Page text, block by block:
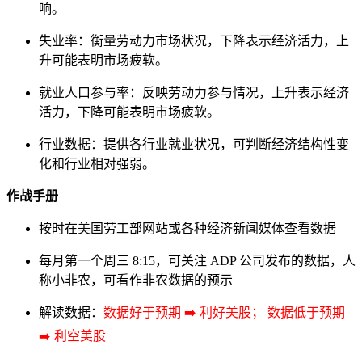
响。
失业率：衡量劳动力市场状况，下降表示经济活力，上
升可能表明市场疲软。
就业人口参与率：反映劳动力参与情况，上升表示经济
活力，下降可能表明市场疲软。
行业数据：提供各行业就业状况，可判断经济结构性变
化和行业相对强弱。
作战手册
按时在美国劳工部网站或各种经济新闻媒体查看数据
每月第一个周三 8:15，可关注 ADP 公司发布的数据，人
称小非农，可看作非农数据的预示
解读数据： 数据好于预期 ➡️ 利好美股； 数据低于预期
➡️ 利空美股